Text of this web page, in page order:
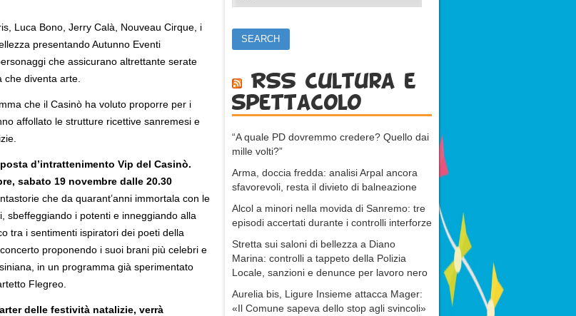
Luca Bono, Jerry Calà, Nouveau Cirque, i
presentando Autunno Eventi
che assicurano altrettante serate
che diventa arte.
che il Casinò ha voluto proporre per i
affollato le strutture ricettive sanremesi e
d’intrattenimento Vip del Casinò.
sabato 19 novembre dalle 20.30
che da quarant’anni immortala con le
sbeffeggiando i potenti e inneggiando alla
tra i sentimenti ispiratori dei poeti della
proponendo i suoi brani più celebri e
in un programma già sperimentato
Flegreo.
delle festività natalizie, verrà
RSS cultura e
spettacolo
“A quale PD dovremmo credere? Quello dai
mille volti?”
Arma, doccia fredda: analisi Arpal ancora
sfavorevoli, resta il divieto di balneazione
Alcol a minori nella movida di Sanremo: tre
episodi accertati durante i controlli interforze
Stretta sui saloni di bellezza a Diano
Marina: controlli a tappeto della Polizia
Locale, sanzioni e denunce per lavoro nero
Aurelia bis, Ligure Insieme attacca Mager:
«Il Comune sapeva dello stop agli svincoli»